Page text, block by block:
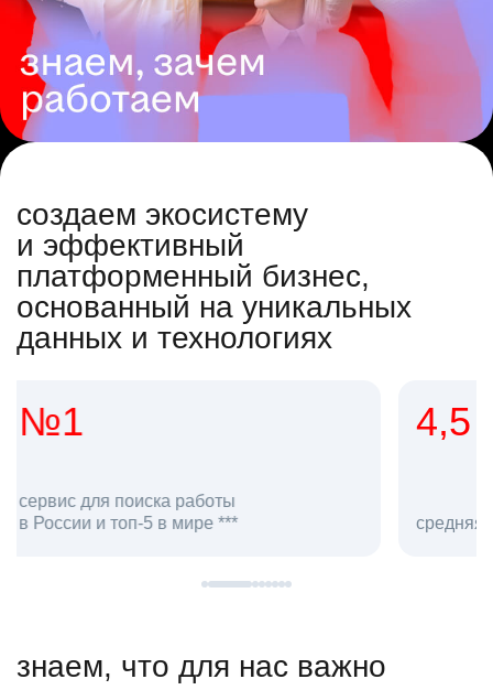
создаем экосистему
и эффективный
платформенный бизнес,
основанный на уникальных
данных и технологиях
4,5
средняя оценка hh.ru как работодателя **
в hh.ru
знаем, что для нас важно